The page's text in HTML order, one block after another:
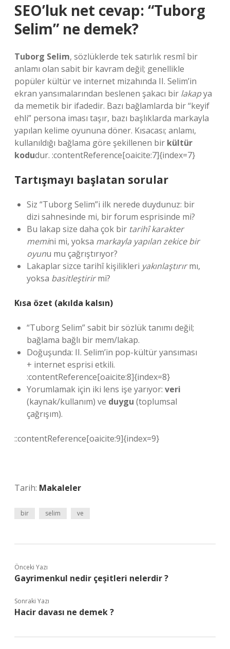
SEO’luk net cevap: “Tuborg
Selim” ne demek?
Tuborg Selim, sözlüklerde tek satırlık resmî bir
anlamı olan sabit bir kavram değil; genellikle
popüler kültür ve internet mizahında II. Selim’in
ekran yansımalarından beslenen şakacı bir lakapya
da memetik bir ifadedir. Bazı bağlamlarda bir “keyif
ehli” persona iması taşır, bazı başlıklarda markayla
yapılan kelime oyununa döner. Kısacası; anlamı,
kullanıldığı bağlama göre şekillenen bir kültür
kodudur. :contentReference[oaicite:7]{index=7}
Tartışmayı başlatan sorular
Siz “Tuborg Selim”i ilk nerede duydunuz: bir
dizi sahnesinde mi, bir forum esprisinde mi?
Bu lakap size daha çok bir tarihî karakter
memini mi, yoksa markayla yapılan zekice bir
oyunu mu çağrıştırıyor?
Lakaplar sizce tarihî kişilikleri yakınlaştırırmı,
yoksa basitleştirirmi?
Kısa özet (akılda kalsın)
“Tuborg Selim” sabit bir sözlük tanımı değil;
bağlama bağlı bir mem/lakap.
Doğuşunda: II. Selim’in pop-kültür yansıması
+ internet esprisi etkili.
:contentReference[oaicite:8]{index=8}
Yorumlamak için iki lens işe yarıyor: veri
(kaynak/kullanım) ve duygu (toplumsal
çağrışım).
::contentReference[oaicite:9]{index=9}
Tarih: Makaleler
bir selim ve
Önceki Yazı
Gayrimenkul nedir çeşitleri nelerdir ?
Sonraki Yazı
Hacir davası ne demek ?